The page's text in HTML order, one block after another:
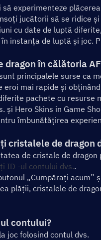
experimenteze
jucătorii să se ridice
cu date de luptă
instanța de luptă și joc.
dragon în călătoria
principalele surse ca
eroi mai rapide și
pachete cu resurse
și Hero Skins in Game
îmbunătățirea
cristalele de dragon
de cristale de
ID -ul contului dvs..
„Cumpărați acum”
plății, cristalele de
contului?
joc folosind contul dvs.